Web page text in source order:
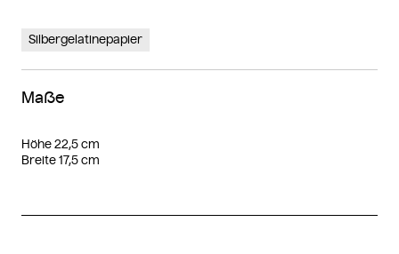
Silbergelatinepapier
Maße
Höhe 22,5 cm
Breite 17,5 cm